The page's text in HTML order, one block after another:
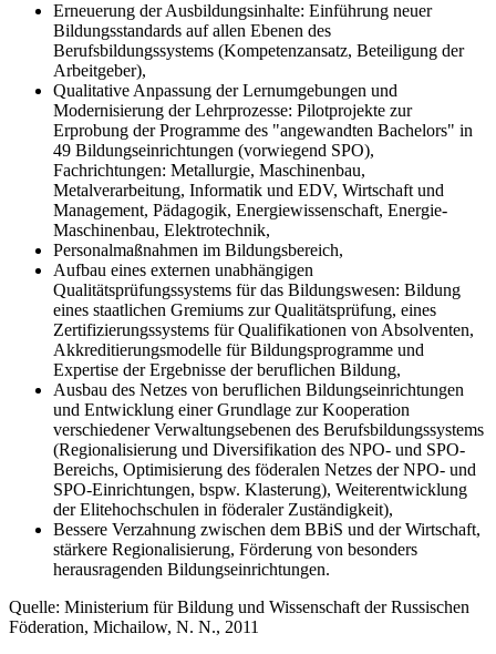
Erneuerung der Ausbildungsinhalte: Einführung neuer
Bildungsstandards auf allen Ebenen des
Berufsbildungssystems (Kompetenzansatz, Beteiligung der
Arbeitgeber),
Qualitative Anpassung der Lernumgebungen und
Modernisierung der Lehrprozesse: Pilotprojekte zur
Erprobung der Programme des "angewandten Bachelors" in
49 Bildungseinrichtungen (vorwiegend SPO),
Fachrichtungen: Metallurgie, Maschinenbau,
Metalverarbeitung, Informatik und EDV, Wirtschaft und
Management, Pädagogik, Energiewissenschaft, Energie-
Maschinenbau, Elektrotechnik,
Personalmaßnahmen im Bildungsbereich,
Aufbau eines externen unabhängigen
Qualitätsprüfungssystems für das Bildungswesen: Bildung
eines staatlichen Gremiums zur Qualitätsprüfung, eines
Zertifizierungssystems für Qualifikationen von Absolventen,
Akkreditierungsmodelle für Bildungsprogramme und
Expertise der Ergebnisse der beruflichen Bildung,
Ausbau des Netzes von beruflichen Bildungseinrichtungen
und Entwicklung einer Grundlage zur Kooperation
verschiedener Verwaltungsebenen des Berufsbildungssystems
(Regionalisierung und Diversifikation des NPO- und SPO-
Bereichs, Optimisierung des föderalen Netzes der NPO- und
SPO-Einrichtungen, bspw. Klasterung), Weiterentwicklung
der Elitehochschulen in föderaler Zuständigkeit),
Bessere Verzahnung zwischen dem BBiS und der Wirtschaft,
stärkere Regionalisierung, Förderung von besonders
herausragenden Bildungseinrichtungen.
Quelle: Ministerium für Bildung und Wissenschaft der Russischen
Föderation, Michailow, N. N., 2011